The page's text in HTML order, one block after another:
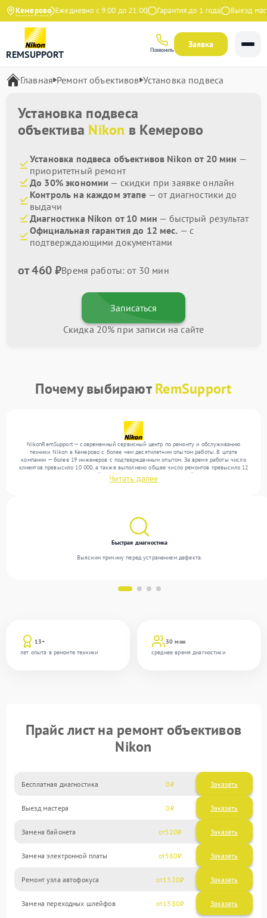
Кемерово
на Яндекс Ежедневно с 9:00 до 21:00 Гарантия до 1 года Выезд
REMSUPPORT Позвонить
Заявка
Главная Ремонт объективов Установка подвеса
Установка подвеса
объектива Nikon в Кемерово
Установка подвеса объективов Nikon от 20 мин —
приоритетный ремонт
До 30% экономии — скидки при заявке онлайн
Контроль на каждом этапе — от диагностики до
выдачи
Диагностика Nikon от 10 мин — быстрый результат
Официальная гарантия до 12 мес. — с
подтверждающими документами
от 460 ₽Время работы: от 30 мин
Записаться
Скидка 20% при записи на сайте
Почему выбираютRemSupport
NikonRemSupport — современный сервисный центр по ремонту и обслуживанию
техники Nikon в Кемерово с более чем десятилетним опытом работы. В штате
компании — более 19 инженеров с подтвержденным опытом. За время работы число
клиентов превысило 10 000, а также выполнено общее число ремонтов превысило 12
000. Ежемесячно в сервисный центр поступает более 300 устройств, включая , , . Мы
работаем с широким спектром неисправностей и поддерживаем высокий стандарт
Читать далее
13+
лет опыта в ремонте техники
30 мин
среднее время диагностики
Быстрая диагностика
Выясним причину перед устранением дефекта.
Прайс лист на ремонт объективов
Nikon
Бесплатная диагностика 0 Заказать
Выезд мастера 0 Заказать
Замена байонета 520
Замена электронной платы 580
Ремонт узла автофокуса 1320
Замена переходных шлейфов 1380